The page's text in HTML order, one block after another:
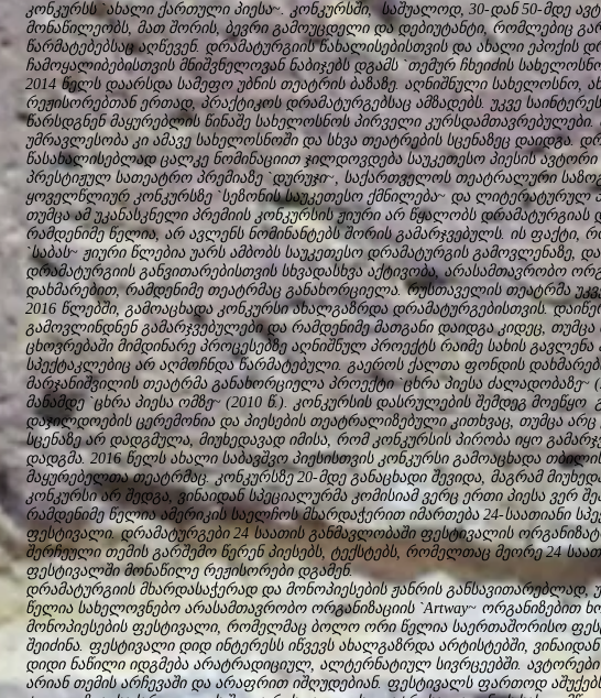
კონკურსს `ახალი ქართული პიესა~. კონკურსში, საშუალოდ, 30-დან 50-მდე
მონაწილეობს, მათ შორის, ბევრი გამოუცდელი და დებიუტანტი, რომლებიც
წარმატებებსაც აღწევენ. დრამატურგიის წახალისებისთვის და ახალი ეპოქის
ჩამოყალიბებისთვის მნიშვნელოვან ნაბიჯებს დგამს `თემურ ჩხეიძის
2014 წელს დაარსდა სამეფო უბნის თეატრის ბაზაზე. აღნიშნული სახელოსნო,
რეჟისორებთან ერთად, პრაქტიკოს დრამატურგებსაც ამზადებს. უკვე
წარსდგნენ მაყურებლის წინაშე სახელოსნოს პირველი კურსდამთავრებულები.
უმრავლესობა კი ამავე სახელოსნოში და სხვა თეატრების სცენაზეც დაიდგა.
წასახალისებლად ცალკე ნომინაციით ჯილდოვდება საუკეთესო პიესის
პრესტიჟულ სათეატრო პრემიაზე `დურუჯი~, საქართველოს თეატრალური
ყოველწლიურ კონკურსზე `სეზონის საუკეთესო ქმნილება~ და ლიტერატურულ
თუმცა ამ უკანასკნელი პრემიის კონკურსის ჟიური არ წყალობს დრამატურგიას
რამდენიმე წელია, არ ავლენს ნომინანტებს შორის გამარჯვებულს. ის ფაქტი,
`საბას~ ჟიური წლებია უარს ამბობს საუკეთესო დრამატურგის გამოვლენაზე,
დრამატურგიის განვითარებისთვის სხვადასხვა აქტივობა, არასამთავრობო
დახმარებით, რამდენიმე თეატრმაც განახორციელა. რუსთაველის თეატრმა
2016 წლებში, გამოაცხადა კონკურსი ახალგაზრდა დრამატურგებისთვის.
გამოვლინდნენ გამარჯვებულები და რამდენიმე მათგანი დაიდგა კიდეც, თუმცა
ცხოვრებაში მიმდინარე პროცესებზე აღნიშნულ პროექტს რაიმე სახის გავლენა
სპექტაკლებიც არ აღმოჩნდა წარმატებული. გაეროს ქალთა ფონდის
მარჯანიშვილის თეატრმა განახორციელა პროექტი `ცხრა პიესა ძალადობაზე~
მანამდე `ცხრა პიესა ომზე~ (2010 წ.). კონკურსის დასრულების შემდეგ მოეწყო
დაჯილდოების ცერემონია და პიესების თეატრალიზებული კითხვაც, თუმცა არც
სცენაზე არ დადგმულა, მიუხედავად იმისა, რომ კონკურსის პირობა იყო
დადგმა. 2016 წელს ახალი საბავშვო პიესისთვის კონკურსი გამოაცხადა
მაყურებელთა თეატრმაც. კონკურსზე 20-მდე განაცხადი შევიდა, მაგრამ
კონკურსი არ შედგა, ვინაიდან სპეციალურმა კომისიამ ვერც ერთი პიესა ვერ
რამდენიმე წელია ამერიკის საელჩოს მხარდაჭერით იმართება 24-საათიანი
ფესტივალი. დრამატურგები 24 საათის განმავლობაში ფესტივალის
შერჩეული თემის გარშემო წერენ პიესებს, ტექსტებს, რომელთაც მეორე 24
ფესტივალში მონაწილე რეჟისორები დგამენ.
დრამატურგიის მხარდასაჭერად და მონოპიესების ჟანრის განსავითარებლად,
წელია სახელოვნებო არასამთავრობო ორგანიზაციის `Artway~ ორგანიზებით
მონოპიესების ფესტივალი, რომელმაც ბოლო ორი წელია საერთაშორისო
შეიძინა. ფესტივალი დიდ ინტერესს იწვევს ახალგაზრდა არტისტებში,
დიდი ნაწილი იდგმება არატრადიციულ, ალტერნატიულ სივრცეებში.
არიან თემის არჩევაში და არაფრით იშღუდებიან. ფესტივალს ფართოდ